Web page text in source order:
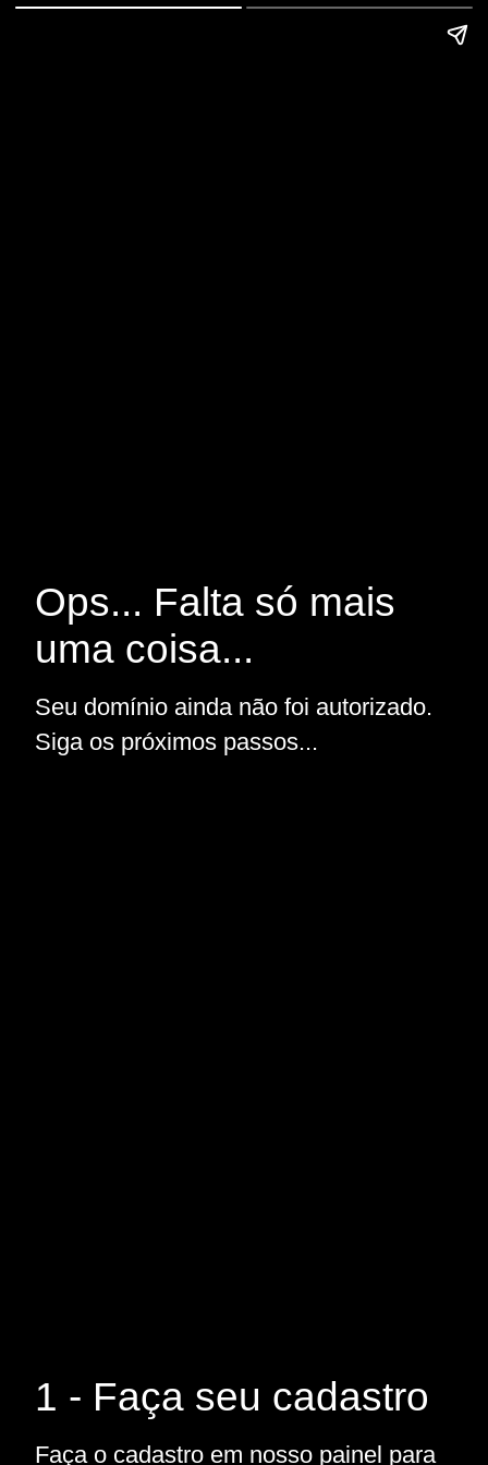
Ops... Falta só mais
uma coisa...
Seu domínio ainda não foi autorizado.
Siga os próximos passos...
1 - Faça seu cadastro
Faça o cadastro em nosso painel para